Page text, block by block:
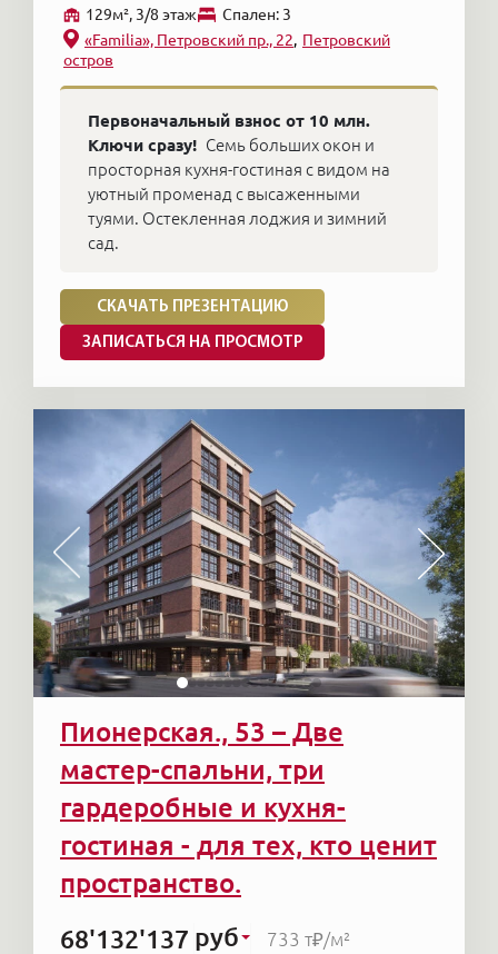
129м², 3/8 этаж
Cпален: 3
«Familia», Петровский пр., 22
Петровский
остров
Первоначальный взнос от 10 млн.
Ключи сразу! Семь больших окон и
просторная кухня-гостиная с видом на
уютный променад с высаженными
туями. Остекленная лоджия и зимний
сад.
СКАЧАТЬ ПРЕЗЕНТАЦИЮ
ЗАПИСАТЬСЯ НА ПРОСМОТР
Пионерская., 53 – Две
мастер-спальни, три
гардеробные и кухня-
гостиная - для тех, кто ценит
пространство.
68'132'137 руб 733 т₽/м²